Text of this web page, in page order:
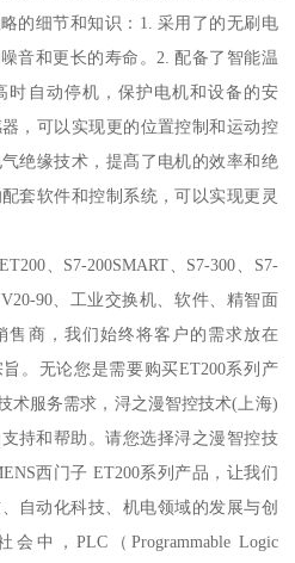
的细节和知识：1. 采用了的无刷电
音和更长的寿命。2. 配备了智能温
时自动停机，保护电机和设备的安
，可以实现更的位置控制和运动控
绝缘技术，提髙了电机的效率和绝
套软件和控制系统，可以实现更灵
、S7-200SMART、S7-300、S7-
V20-90、工业交换机、软件、精智面
售商，我们始终将客户的需求放在
。无论您是需要购买ET200系列产
术服务需求，浔之漫智控技术(上海)
持和帮助。请您选择浔之漫智控技
西门子 ET200系列产品，让我们
自动化科技、机电领域的发展与创
中，PLC（Programmable Logic